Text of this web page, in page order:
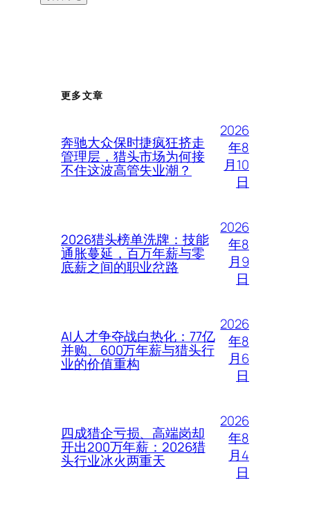
更多文章
奔驰大众保时捷疯狂挤走
管理层，猎头市场为何接
不住这波高管失业潮？
2026
年8
月10
日
2026猎头榜单洗牌：技能
通胀蔓延，百万年薪与零
底薪之间的职业岔路
2026
年8
月9
日
AI人才争夺战白热化：77亿
并购、600万年薪与猎头行
业的价值重构
2026
年8
月6
日
四成猎企亏损、高端岗却
开出200万年薪：2026猎
头行业冰火两重天
2026
年8
月4
日